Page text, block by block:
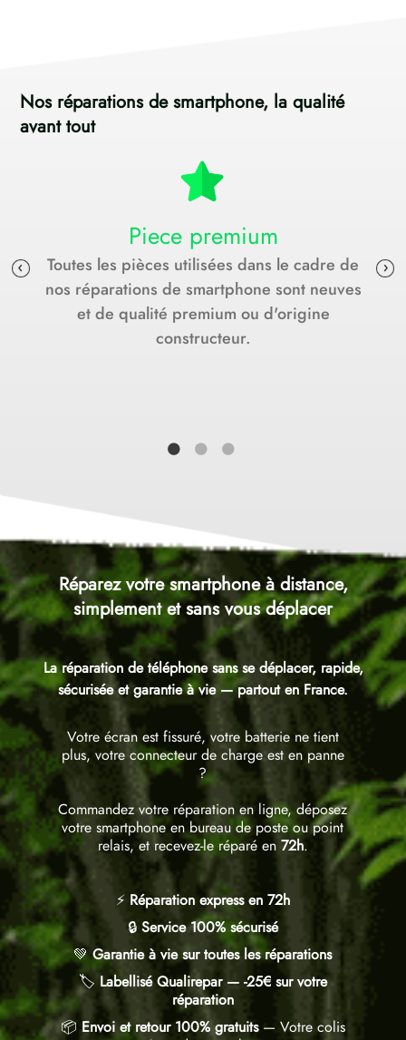
Nos réparations de smartphone, la qualité
avant tout
Piece premium
Toutes les pièces utilisées dans le cadre de
nos réparations de smartphone sont neuves
et de qualité premium ou d'origine
constructeur.
Réparez votre smartphone à distance,
simplement et sans vous déplacer
La réparation de téléphone sans se déplacer, rapide,
sécurisée et garantie à vie — partout en France.
Votre écran est fissuré, votre batterie ne tient
plus, votre connecteur de charge est en panne
?
Commandez votre réparation en ligne, déposez
votre smartphone en bureau de poste ou point
relais, et recevez-le réparé en 72h.
⚡ Réparation express en 72h
🔒 Service 100% sécurisé
💚Garantie à vie sur toutes les réparations
🏷️ Labellisé Qualirepar — -25€ sur votre
réparation
📦Envoi et retour 100% gratuits— Votre colis